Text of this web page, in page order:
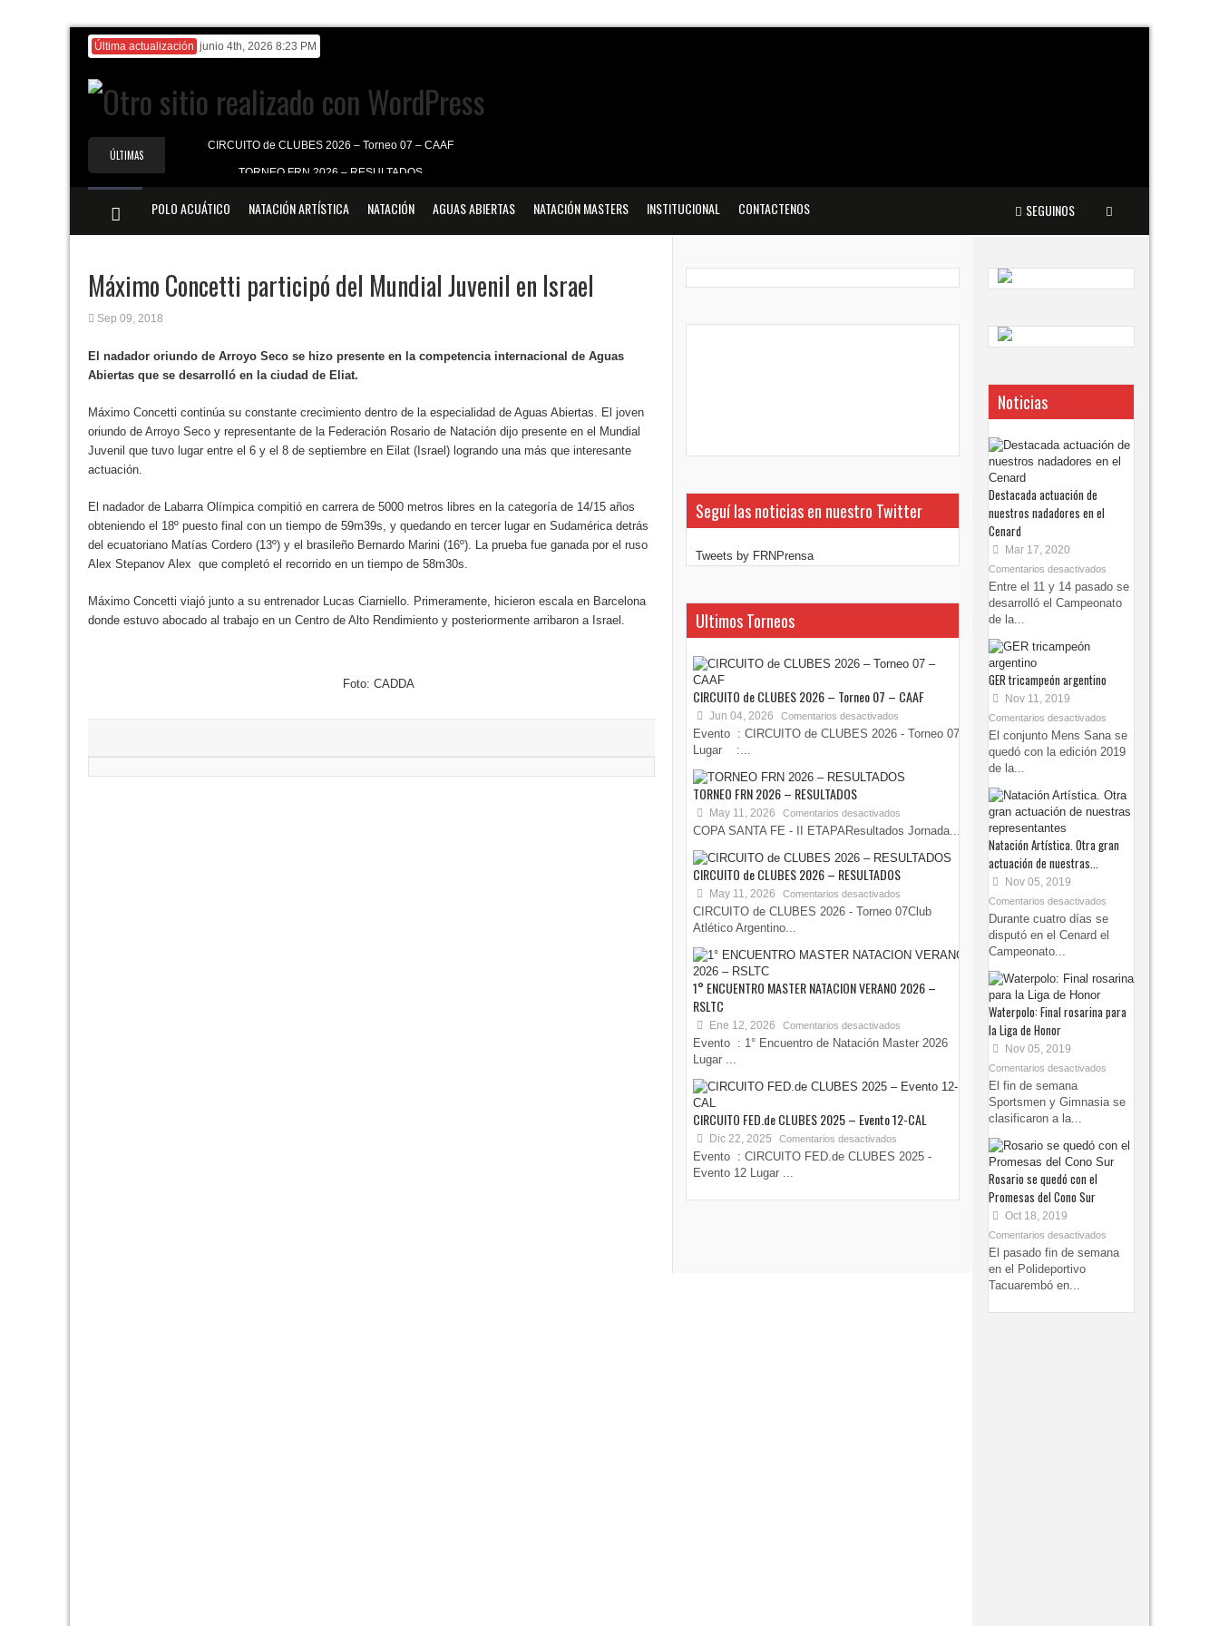
Última actualización junio 4th, 2026 8:23 PM
ÚLTIMAS
NOTICIAS
CIRCUITO de CLUBES 2026 – Torneo 07 – CAAF
TORNEO FRN 2026 – RESULTADOS
CIRCUITO de CLUBES 2026 – RESULTADOS
POLO ACUÁTICO NATACIÓN ARTÍSTICA NATACIÓN AGUAS ABIERTAS NATACIÓN MASTERS INSTITUCIONAL CONTACTENOS SEGUINOS
Máximo Concetti participó del Mundial Juvenil en Israel
Sep 09, 2018
El nadador oriundo de Arroyo Seco se hizo presente en la competencia internacional de Aguas
Abiertas que se desarrolló en la ciudad de Eliat.
Máximo Concetti continúa su constante crecimiento dentro de la especialidad de Aguas Abiertas. El joven
oriundo de Arroyo Seco y representante de la Federación Rosario de Natación dijo presente en el Mundial
Juvenil que tuvo lugar entre el 6 y el 8 de septiembre en Eilat (Israel) logrando una más que interesante
actuación.
El nadador de Labarra Olímpica compitió en carrera de 5000 metros libres en la categoría de 14/15 años
obteniendo el 18º puesto final con un tiempo de 59m39s, y quedando en tercer lugar en Sudamérica detrás
del ecuatoriano Matías Cordero (13º) y el brasileño Bernardo Marini (16º). La prueba fue ganada por el ruso
Alex Stepanov Alex que completó el recorrido en un tiempo de 58m30s.
Máximo Concetti viajó junto a su entrenador Lucas Ciarniello. Primeramente, hicieron escala en Barcelona
donde estuvo abocado al trabajo en un Centro de Alto Rendimiento y posteriormente arribaron a Israel.
Foto: CADDA
Seguí las noticias en nuestro Twitter
Tweets by FRNPrensa
Ultimos Torneos
CIRCUITO de CLUBES 2026 – Torneo 07 – CAAF
Jun 04, 2026 Comentarios desactivados
Evento : CIRCUITO de CLUBES 2026 - Torneo 07
Lugar :...
TORNEO FRN 2026 – RESULTADOS
May 11, 2026 Comentarios desactivados
COPA SANTA FE - II ETAPAResultados Jornada...
CIRCUITO de CLUBES 2026 – RESULTADOS
May 11, 2026 Comentarios desactivados
CIRCUITO de CLUBES 2026 - Torneo 07Club
Atlético Argentino...
1° ENCUENTRO MASTER NATACION VERANO 2026 –
RSLTC
Ene 12, 2026 Comentarios desactivados
Evento : 1° Encuentro de Natación Master 2026
Lugar ...
CIRCUITO FED.de CLUBES 2025 – Evento 12-CAL
Dic 22, 2025 Comentarios desactivados
Evento : CIRCUITO FED.de CLUBES 2025 -
Evento 12 Lugar ...
Noticias
Destacada actuación de
nuestros nadadores en el
Cenard
Mar 17, 2020
Comentarios desactivados
Entre el 11 y 14 pasado se
desarrolló el Campeonato
de la...
GER tricampeón argentino
Nov 11, 2019
Comentarios desactivados
El conjunto Mens Sana se
quedó con la edición 2019
de la...
Natación Artística. Otra gran
actuación de nuestras...
Nov 05, 2019
Comentarios desactivados
Durante cuatro días se
disputó en el Cenard el
Campeonato...
Waterpolo: Final rosarina para
la Liga de Honor
Nov 05, 2019
Comentarios desactivados
El fin de semana
Sportsmen y Gimnasia se
clasificaron a la...
Rosario se quedó con el
Promesas del Cono Sur
Oct 18, 2019
Comentarios desactivados
El pasado fin de semana
en el Polideportivo
Tacuarembó en...